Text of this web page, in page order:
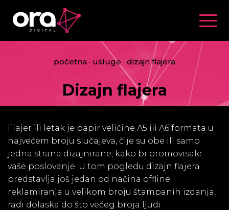
početna · usluge · dizajn flajera
Dizajn flajera
Flajer ili letak je papir veličine A5 ili A6 formata u
najvećem broju slučajeva, čije su obe ili samo
jedna strana dizajnirane, kako bi promovisale
vaše poslovanje. U tom pogledu dizajn flajera
predstavlja još jedan od načina offline
reklamiranja u velikom broju štampanih izdanja,
radi dolaska do što većeg broja ljudi.